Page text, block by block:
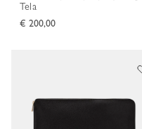
Tela
€ 200,00